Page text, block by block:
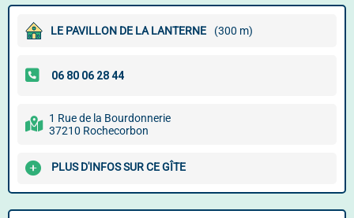
LE PAVILLON DE LA LANTERNE (300 m)
1 Rue de la Bourdonnerie
37210 Rochecorbon
PLUS D'INFOS SUR CE GÎTE